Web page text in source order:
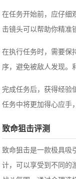
在任务开始前，应仔细
击镜头可以帮助你精准
在执行任务时，需要保
序，避免被敌人发现。
完成任务后，获得经验
任务中将更加得心应手
致命狙击评测
致命狙击是一款极具吸
计，可以享受到不同的